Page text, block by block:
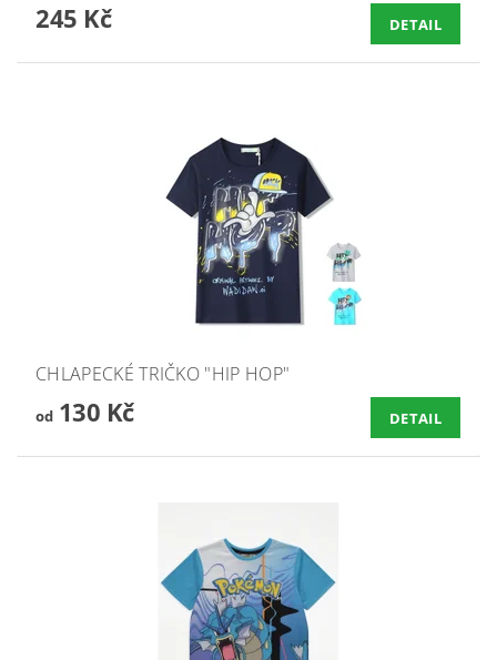
245 Kč DETAIL
CHLAPECKÉ TRIČKO "HIP HOP"
od130 Kč DETAIL